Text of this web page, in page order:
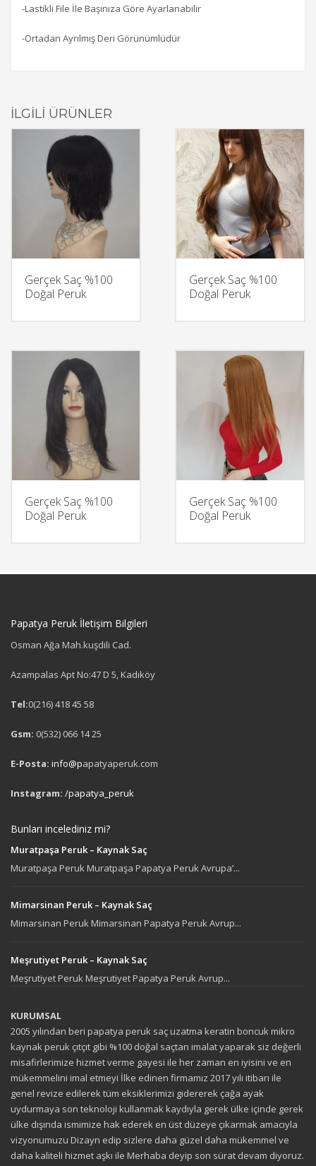
-Lastikli File İle Başınıza Göre Ayarlanabilir
-Ortadan Ayrılmış Deri Görünümlüdür
İLGILI ÜRÜNLER
Gerçek Saç %100
Doğal Peruk
Gerçek Saç %100
Doğal Peruk
Gerçek Saç %100
Doğal Peruk
Gerçek Saç %100
Doğal Peruk
Papatya Peruk İletişim Bilgileri
Osman Ağa Mah.kuşdili Cad.
Azampalas Apt No:47 D 5, Kadıköy
Tel:0(216) 418 45 58
Gsm: 0(532) 066 14 25
E-Posta: info@papatyaperuk.com
Instagram: /papatya_peruk
Bunları incelediniz mi?
Muratpaşa Peruk – Kaynak Saç
Muratpaşa Peruk Muratpaşa Papatya Peruk Avrupa’...
Mimarsinan Peruk – Kaynak Saç
Mimarsinan Peruk Mimarsinan Papatya Peruk Avrup...
Meşrutiyet Peruk – Kaynak Saç
Meşrutiyet Peruk Meşrutiyet Papatya Peruk Avrup...
KURUMSAL
2005 yılından beri papatya peruk saç uzatma keratin boncuk mikro
kaynak peruk çıtçıt gibi %100 doğal saçtan imalat yaparak siz değerli
misafirlerimize hizmet verme gayesi ile her zaman en iyisini ve en
mükemmelini imal etmeyi İlke edinen firmamız 2017 yılı itibarı ile
genel revize edilerek tüm eksiklerimizi gidererek çağa ayak
uydurmaya son teknoloji kullanmak kaydıyla gerek ülke içinde gerek
ülke dışında ismimize hak ederek en üst düzeye çıkarmak amacıyla
vizyonumuzu Dizayn edip sizlere daha güzel daha mükemmel ve
daha kaliteli hizmet aşkı ile Merhaba deyip son sürat devam diyoruz.